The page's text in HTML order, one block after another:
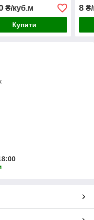
₴/куб.м
Купити
8 ₴/